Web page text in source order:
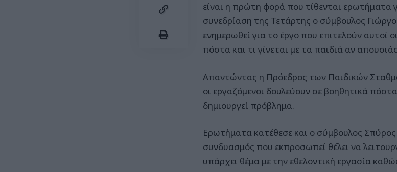
είναι η πρώτη φορά που τίθενται ερωτήματα
συνεδρίαση της Τετάρτης ο σύμβουλος
ενημερωθεί για το έργο που επιτελούν αυτοί
πόστα και τι γίνεται με τα παιδιά αν
Απαντώντας η Πρόεδρος των Παιδικών
οι εργαζόμενοι δουλεύουν σε βοηθητικά
δημιουργεί πρόβλημα.
Ερωτήματα κατέθεσε και ο σύμβουλος
συνδυασμός που εκπροσωπεί θέλει να
υπάρχει θέμα με την εθελοντική εργασία